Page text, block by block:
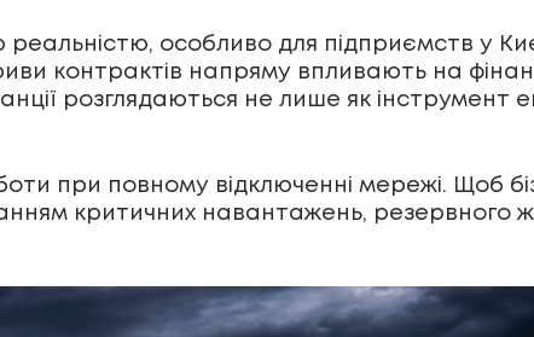
особливо для підприємств у
контрактів напряму впливають на
розглядаються не лише як інструмент
при повному відключенні мережі. Щоб
критичних навантажень, резервного